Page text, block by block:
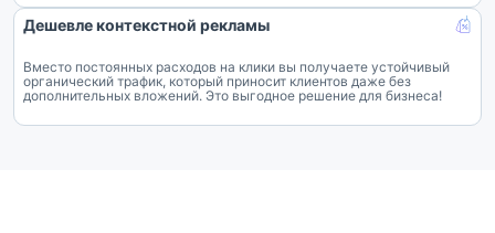
Дешевле контекстной рекламы
Вместо постоянных расходов на клики вы получаете устойчивый
органический трафик, который приносит клиентов даже без
дополнительных вложений. Это выгодное решение для бизнеса!